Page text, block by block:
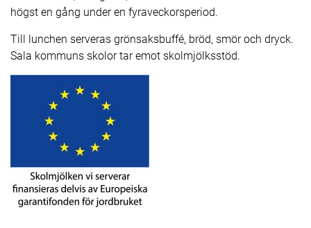
högst en gång under en fyraveckorsperiod.
Till lunchen serveras grönsaksbuffé, bröd, smör och dryck.
Sala kommuns skolor tar emot skolmjölksstöd.